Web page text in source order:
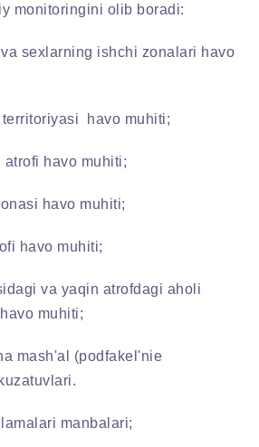
monitoringini olib boradi:
sexlarning ishchi zonalari havo
havo muhiti;
havo muhiti;
havo muhiti;
havo muhiti;
va yaqin atrofdagi aholi
muhiti;
mash'al (podfakel'nie
manbalari;